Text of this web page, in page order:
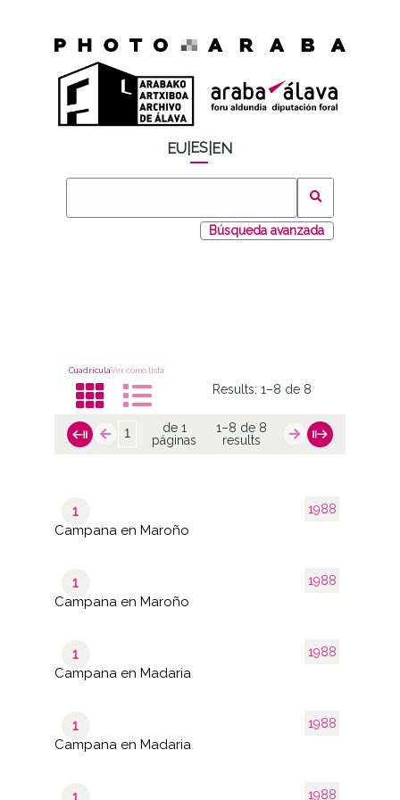
EU ES EN
Búsqueda avanzada
CuadrículaVer como lista
Results:1–8 de 8
de 1
páginas
1–8 de 8
results
1988
1
Campana en Maroño
1988
1
Campana en Maroño
1988
1
Campana en Madaria
1988
1
Campana en Madaria
1988
1